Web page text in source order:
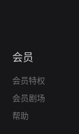
会员
会员特权
会员剧场
帮助